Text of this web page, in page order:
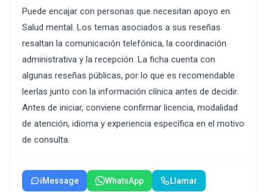
Puede encajar con personas que necesitan apoyo en
Salud mental. Los temas asociados a sus reseñas
resaltan la comunicación telefónica, la coordinación
administrativa y la recepción. La ficha cuenta con
algunas reseñas públicas, por lo que es recomendable
leerlas junto con la información clínica antes de decidir.
Antes de iniciar, conviene confirmar licencia, modalidad
de atención, idioma y experiencia específica en el motivo
de consulta.
iMessage WhatsApp Llamar